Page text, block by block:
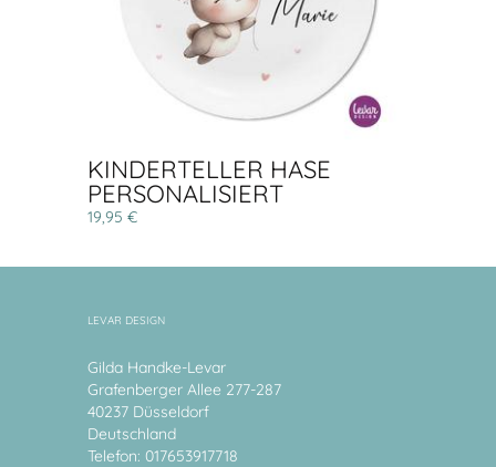
KINDERTELLER HASE
PERSONALISIERT
19,95 €
LEVAR DESIGN
Gilda Handke-Levar
Grafenberger Allee 277-287
40237 Düsseldorf
Deutschland
Telefon: 017653917718